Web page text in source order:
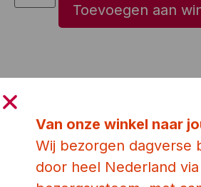
Toevoegen aan
Van onze winkel naar
Wij bezorgen dagverse
door heel Nederland